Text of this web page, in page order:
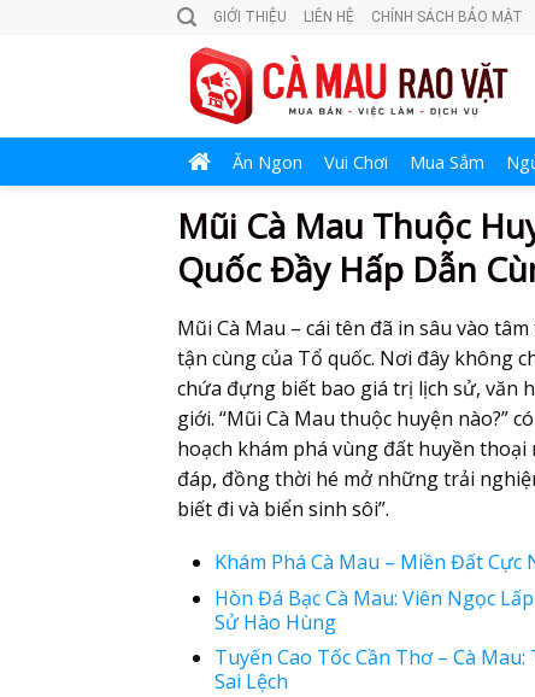
GIỚI THIỆU LIÊN HỆ CHÍNH SÁCH BẢO MẬT
Ăn Ngon Vui Chơi Mua Sắm
Mũi Cà Mau Thuộc
Quốc Đầy Hấp Dẫn
Mũi Cà Mau – cái tên đã in sâu vào
tận cùng của Tổ quốc. Nơi đây không
chứa đựng biết bao giá trị lịch sử, văn
giới. “Mũi Cà Mau thuộc huyện nào?”
hoạch khám phá vùng đất huyền thoại
đáp, đồng thời hé mở những trải
biết đi và biển sinh sôi”.
Khám Phá Cà Mau – Miền Đất
Hòn Đá Bạc Cà Mau: Viên Ngọc
Sử Hào Hùng
Tuyến Cao Tốc Cần Thơ – Cà
Sai Lệch